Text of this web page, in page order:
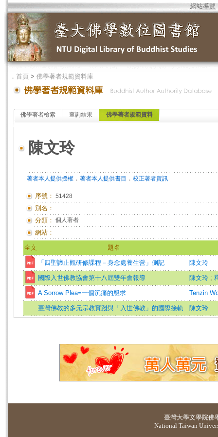
網站導覽
． 首頁 > 佛學著者規範資料庫
佛學著者檢索 查詢結果 佛學著者規範資料
陳文玲
著者本人提供授權 ． 著者本人提供書目 ． 校正著者資訊
序號： 51428
別名：
分類： 個人著者
網站：
全文 題名
「四聖諦止觀研修課程－身念處養生營」側記 陳文玲
國際入世佛教協會第十八屆雙年會報導 陳文玲 ;
A Sorrow Plea=一個沉痛的懇求 Tenzin
臺灣佛教的多元宗教實踐與「入世佛教」的國際接軌 陳文玲
臺灣大學文學院佛
National Taiwan